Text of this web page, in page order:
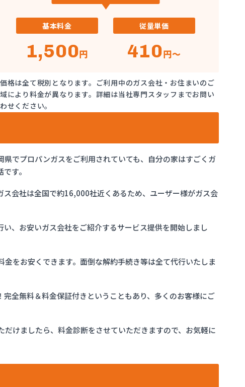
基本料金
1,500円
従量単価
410円～
格は全て税別となります。ご利用中のガス会社・お住まいのご
により料金が異なります。詳細は当社専門スタッフまでお問い
せください。
でプロパンガスをご利用されていても、自分の家はすごくガ
す。
会社は全国で約16,000社近くあるため、ユーザー様がガス会
、お安いガス会社をご紹介するサービス提供を開始しまし
をお安くできます。面倒な解約手続き等は全て代行いたしま
全無料＆料金保証付きということもあり、多くのお客様にご
けましたら、料金診断をさせていただきますので、お気軽に